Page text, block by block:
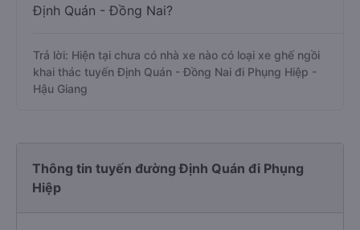
Định Quán - Đồng Nai?
Trả lời: Hiện tại chưa có nhà xe nào có loại xe ghế ngồi
khai thác tuyến Định Quán - Đồng Nai đi Phụng Hiệp -
Hậu Giang
Thông tin tuyến đường Định Quán đi Phụng
Hiệp